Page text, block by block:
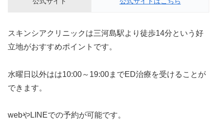
スキンシアクリニックは三河島駅より徒歩14分という好
立地がおすすめポイントです。
水曜日以外はは10:00～19:00までED治療を受けることが
できます。
webやLINEでの予約が可能です。